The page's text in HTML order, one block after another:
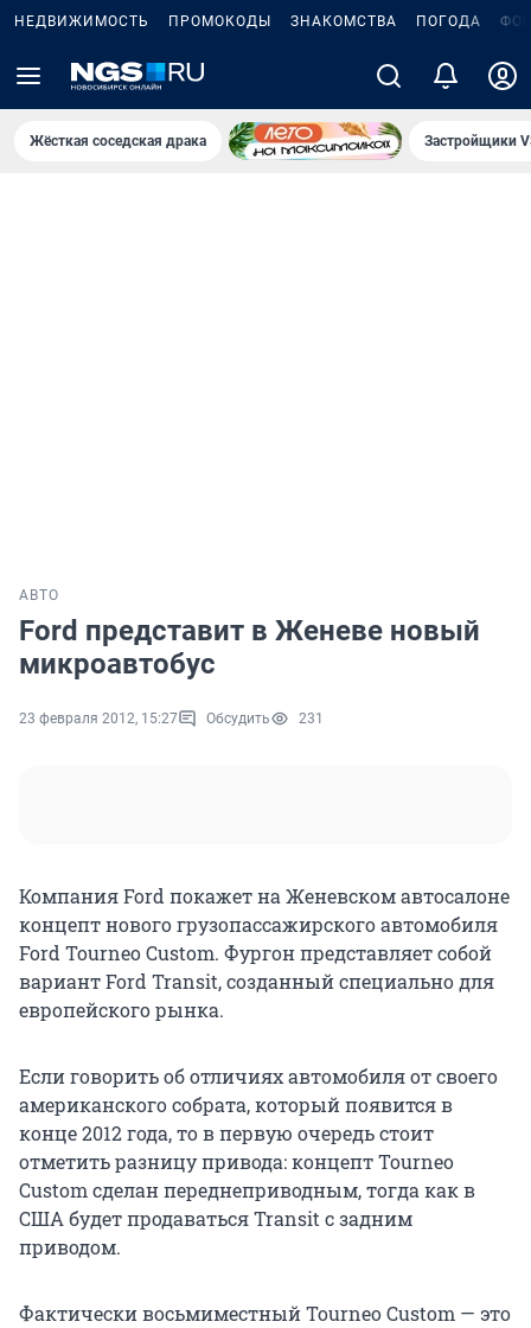
НЕДВИЖИМОСТЬ ПРОМОКОДЫ ЗНАКОМСТВА ПОГОДА
Жёсткая соседская драка Застройщики
АВТО
Ford представит в Женеве новый
микроавтобус
23 февраля 2012, 15:27 Обсудить 231
Компания Ford покажет на Женевском автосалоне
концепт нового грузопассажирского автомобиля
Ford Tourneo Custom. Фургон представляет собой
вариант Ford Transit, созданный специально для
европейского рынка.
Если говорить об отличиях автомобиля от своего
американского собрата, который появится в
конце 2012 года, то в первую очередь стоит
отметить разницу привода: концепт Tourneo
Custom сделан переднеприводным, тогда как в
США будет продаваться Transit с задним
приводом.
Фактически восьмиместный Tourneo Custom — это